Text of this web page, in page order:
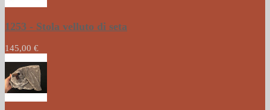
1253 - Stola velluto di seta
145,00 €